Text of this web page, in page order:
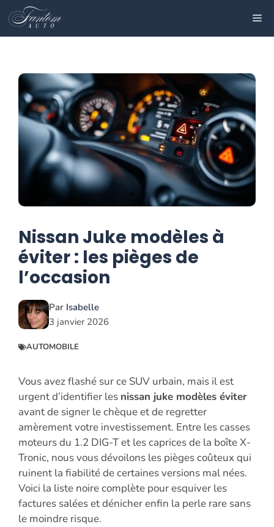
au
contenu
Nissan Juke modèles à
éviter : les pièges de
l’occasion
Par Isabelle
3 janvier 2026
AUTOMOBILE
Vous avez flashé sur ce SUV urbain, mais il est
urgent d’identifier les nissan juke modèles éviter
avant de signer le chèque et de regretter
amèrement votre investissement. Entre les casses
moteurs du 1.2 DIG-T et les caprices de la boîte X-
Tronic, nous vous dévoilons les pièges coûteux qui
ruinent la fiabilité de certaines versions mal nées.
Voici la liste noire complète pour esquiver les
factures salées et dénicher enfin la perle rare sans
le moindre risque.